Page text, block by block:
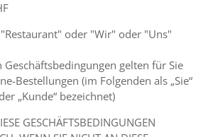
oder "Wir" oder "Uns"
Geschäftsbedingungen gelten für Sie
Bestellungen (im Folgenden als „Sie“
„Kunde“ bezeichnet)
GESCHÄFTSBEDINGUNGEN